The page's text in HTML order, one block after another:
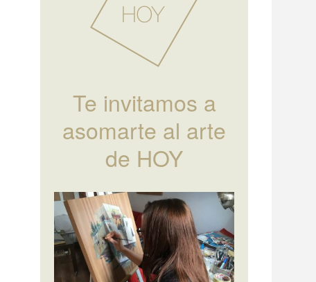
Te invitamos a
asomarte al arte
de HOY